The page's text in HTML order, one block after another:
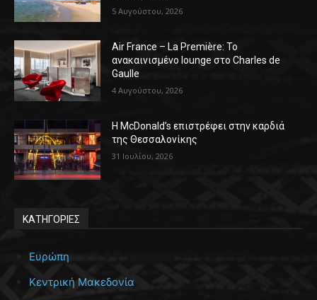
5 Αυγούστου, 2026
Air France – La Première: Το
ανακαινισμένο lounge στο Charles de
Gaulle
4 Αυγούστου, 2026
Η McDonald’s επιστρέφει στην καρδιά
της Θεσσαλονίκης
31 Ιουλίου, 2026
ΚΑΤΗΓΟΡΙΕΣ
Ευρώπη
Κεντρική Μακεδονία